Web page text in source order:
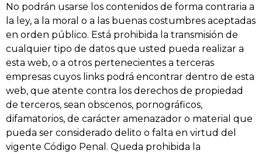
No podrán usarse los contenidos de forma contraria a
la ley, a la moral o a las buenas costumbres aceptadas
en orden público. Está prohibida la transmisión de
cualquier tipo de datos que usted pueda realizar a
esta web, o a otros pertenecientes a terceras
empresas cuyos links podrá encontrar dentro de esta
web, que atente contra los derechos de propiedad
de terceros, sean obscenos, pornográficos,
difamatorios, de carácter amenazador o material que
pueda ser considerado delito o falta en virtud del
vigente Código Penal. Queda prohibida la